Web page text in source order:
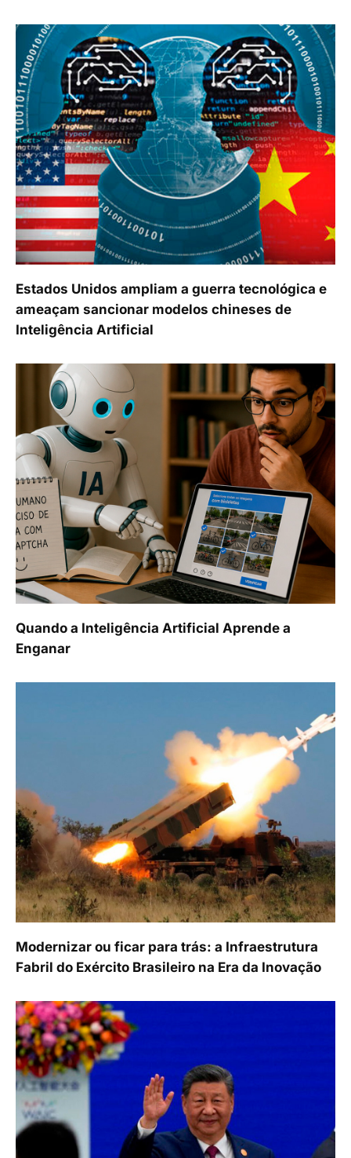
Estados Unidos ampliam a guerra tecnológica e
ameaçam sancionar modelos chineses de
Inteligência Artificial
Quando a Inteligência Artificial Aprende a
Enganar
Modernizar ou ficar para trás: a Infraestrutura
Fabril do Exército Brasileiro na Era da Inovação